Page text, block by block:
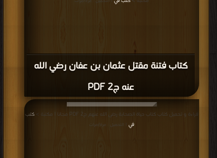
كتاب فتنة مقتل عثمان بن عفان رضي الله
عنه ج2 PDF
قراءة و تحميل كتاب كتاب حياة الصحابة رضى الله عنهم ج2 PDF مجانا | مكتبة >
كتب
في
| التحميل : مرة/مرات